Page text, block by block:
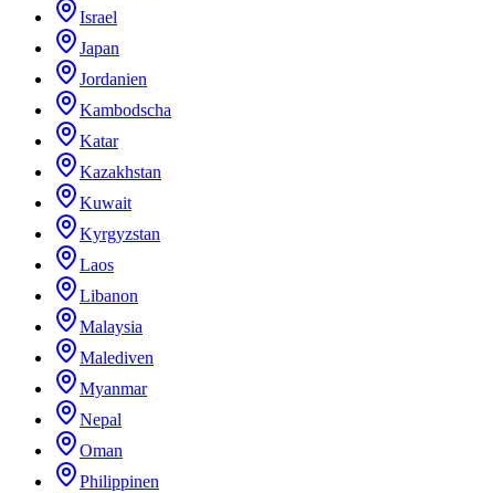
Israel
Japan
Jordanien
Kambodscha
Katar
Kazakhstan
Kuwait
Kyrgyzstan
Laos
Libanon
Malaysia
Malediven
Myanmar
Nepal
Oman
Philippinen